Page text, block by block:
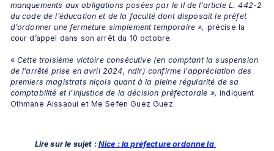
manquements aux obligations posées par le II de l’article L. 442-2
du code de l’éducation et de la faculté dont disposait le préfet
d’ordonner une fermeture simplement temporaire », précise la
cour d’appel dans son arrêt du 10 octobre.
« Cette troisième victoire consécutive (en comptant la suspension
de l’arrêté prise en avril 2024, ndlr) confirme l’appréciation des
premiers magistrats niçois quant à la pleine régularité de sa
comptabilité et l’injustice de la décision préfectorale », indiquent
Othmane Aissaoui et Me Sefen Guez Guez.
Lire sur le sujet : Nice : la préfecture ordonne la